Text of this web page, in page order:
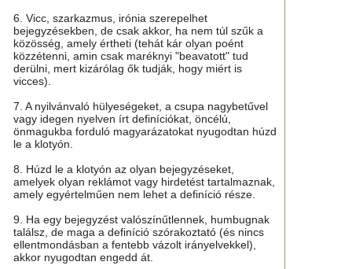
6. Vicc, szarkazmus, irónia szerepelhet
bejegyzésekben, de csak akkor, ha nem túl szűk a
közösség, amely értheti (tehát kár olyan poént
közzétenni, amin csak maréknyi "beavatott" tud
derülni, mert kizárólag ők tudják, hogy miért is
vicces).
7. A nyilvánvaló hülyeségeket, a csupa nagybetűvel
vagy idegen nyelven írt definíciókat, öncélú,
önmagukba forduló magyarázatokat nyugodtan húzd
le a klotyón.
8. Húzd le a klotyón az olyan bejegyzéseket,
amelyek olyan reklámot vagy hirdetést tartalmaznak,
amely egyértelműen nem lehet a definíció része.
9. Ha egy bejegyzést valószínűtlennek, humbugnak
találsz, de maga a definíció szórakoztató (és nincs
ellentmondásban a fentebb vázolt irányelvekkel),
akkor nyugodtan engedd át.